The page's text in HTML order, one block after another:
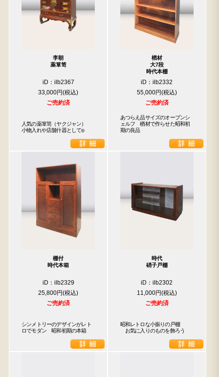
李朝
薬箪笥
iD：ilb2367
33,000円
ご売約済
人気の薬箪笥（ヤクジャン）
小物入れや店舗什器として◎
楢材
大7段
時代本棚
iD：ilb2332
55,000円
ご売約済
あつらえ品サイズのオープンシ
ェルフ　楢材で作らせた昭和初
期の良品
棚付
時代本箱
iD：ilb2329
25,800円
ご売約済
シンメトリーのデザインがレト
ロでモダン　昭和初期の本箱
時代
硝子戸棚
iD：ilb2302
11,000円
ご売約済
昭和レトロな小振りの戸棚
お気に入りのものを飾ろう